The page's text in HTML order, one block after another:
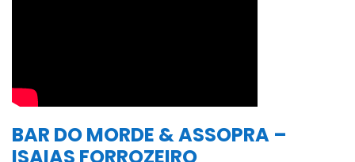
BAR DO MORDE & ASSOPRA –